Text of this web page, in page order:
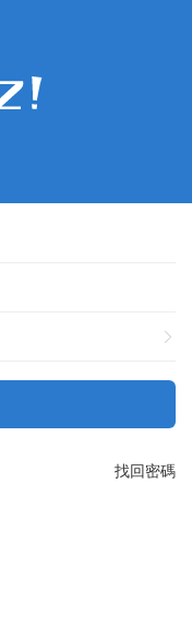
找回密碼